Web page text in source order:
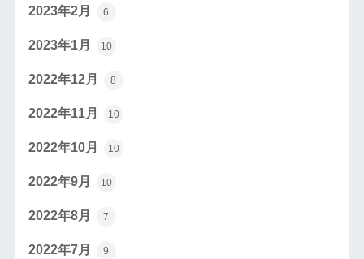
2023年2月 6
2023年1月 10
2022年12月 8
2022年11月 10
2022年10月 10
2022年9月 10
2022年8月 7
2022年7月 9